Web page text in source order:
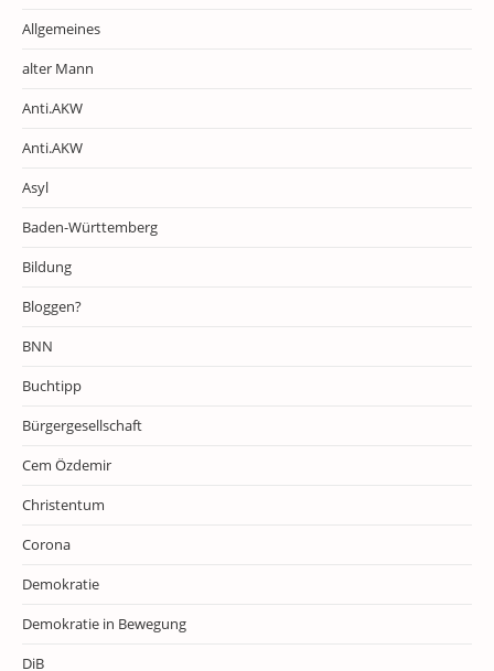
Allgemeines
alter Mann
Anti.AKW
Anti.AKW
Asyl
Baden-Württemberg
Bildung
Bloggen?
BNN
Buchtipp
Bürgergesellschaft
Cem Özdemir
Christentum
Corona
Demokratie
Demokratie in Bewegung
DiB